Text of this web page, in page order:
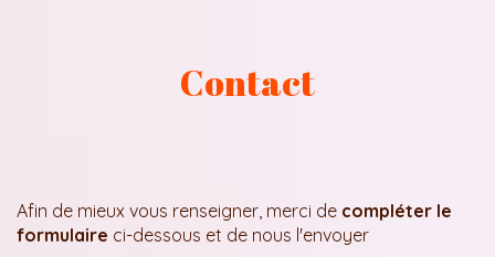
Contact
Afin de mieux vous renseigner, merci de compléter le
formulaire ci-dessous et de nous l'envoyer